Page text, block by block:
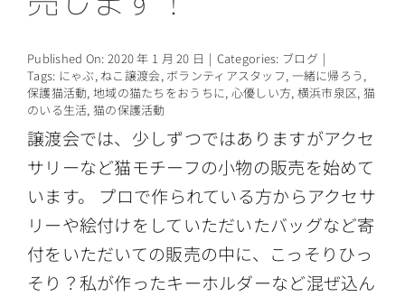
情報公開
Published On: 2020 年 1 月 20 日 | Categories: ブログ |
Tags: にゃぶ, ねこ譲渡会, ボランティアスタッフ, 一緒に帰ろう,
保護猫活動, 地域の猫たちをおうちに, 心優しい方, 横浜市泉区, 猫
のいる生活, 猫の保護活動
譲渡会では、少しずつではありますがアクセ
サリーなど猫モチーフの小物の販売を始めて
います。 プロで作られている方からアクセサ
リーや絵付けをしていただいたバッグなど寄
付をいただいての販売の中に、こっそりひっ
そり？私が作ったキーホルダーなど混ぜ込ん